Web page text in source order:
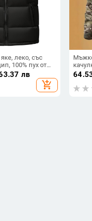
леко, със
100% пух от
около 50–65
лв
add_shopping_cart
с
(81%